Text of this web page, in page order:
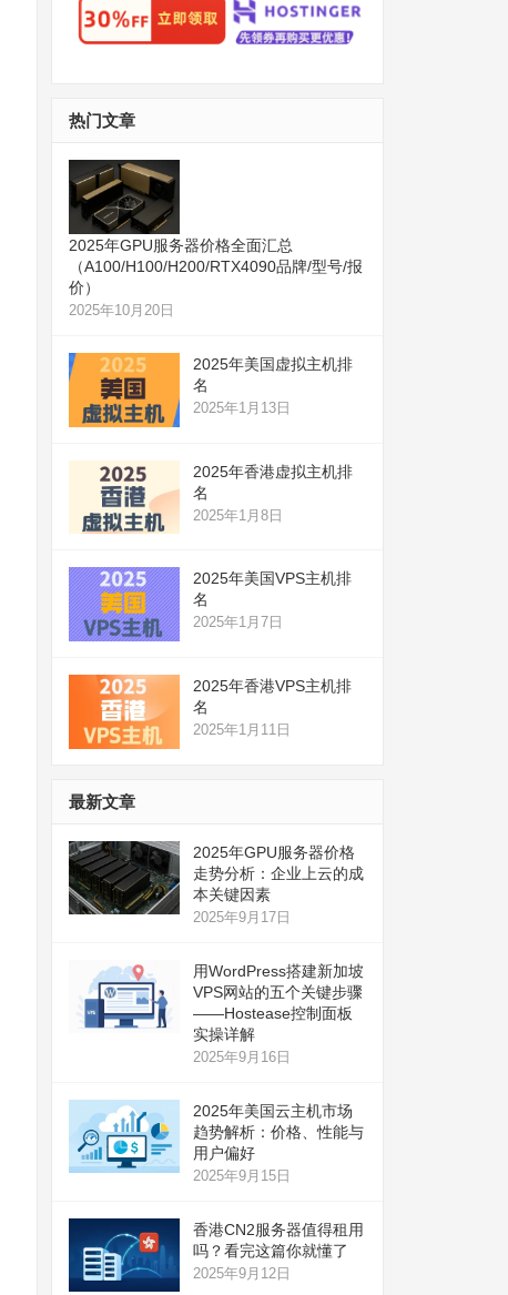
热门文章
2025年GPU服务器价格全面汇总
（A100/H100/H200/RTX4090品牌/型号/报
价）
2025年10月20日
2025年美国虚拟主机排
名
2025年1月13日
2025年香港虚拟主机排
名
2025年1月8日
2025年美国VPS主机排
名
2025年1月7日
2025年香港VPS主机排
名
2025年1月11日
最新文章
2025年GPU服务器价格
走势分析：企业上云的成
本关键因素
2025年9月17日
用WordPress搭建新加坡
VPS网站的五个关键步骤
——Hostease控制面板
实操详解
2025年9月16日
2025年美国云主机市场
趋势解析：价格、性能与
用户偏好
2025年9月15日
香港CN2服务器值得租用
吗？看完这篇你就懂了
2025年9月12日